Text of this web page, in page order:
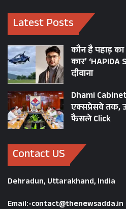
Latest Posts
कौन है पहाड़ का
कार’
दीवाना
Dhami
एक्सप्रेसवे तक,
फैसले Click
Contact US
Dehradun, Uttarakhand, India
Email:-contact@thenewsadda.in